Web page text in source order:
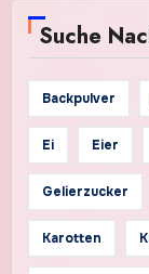
Suche
Backpulver
Ei Eier
Gelierzucker
Karotten